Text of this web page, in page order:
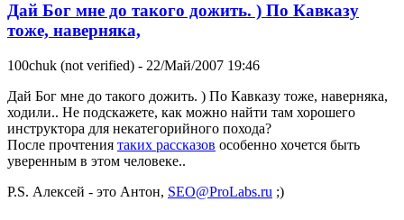
Дай Бог мне до такого дожить. ) По Кавказу
тоже, наверняка,
100chuk (not verified) - 22/Май/2007 19:46
Дай Бог мне до такого дожить. ) По Кавказу тоже, наверняка,
ходили.. Не подскажете, как можно найти там хорошего
инструктора для некатегорийного похода?
После прочтения таких рассказов особенно хочется быть
уверенным в этом человеке..
P.S. Алексей - это Антон, SEO@ProLabs.ru ;)